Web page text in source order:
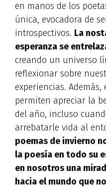
en manos de los
única, evocadora de
introspectivos. La
esperanza se
creando un universo
reflexionar sobre
experiencias. Además,
permiten apreciar la
del año, incluso
arrebatarle vida al
poemas de invierno
la poesía en todo su
en nosotros una
hacia el mundo que